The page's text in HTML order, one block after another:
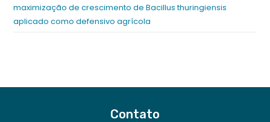
maximização de crescimento de Bacillus thuringiensis
aplicado como defensivo agrícola
Contato